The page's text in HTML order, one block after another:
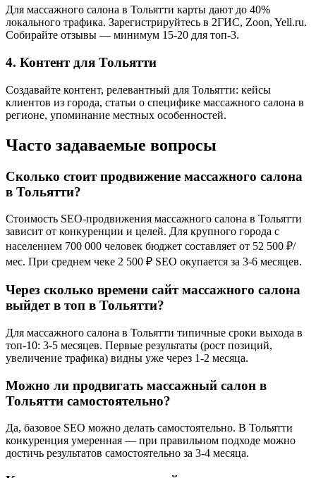
Для массажного салона в Тольятти карты дают до 40%
локального трафика. Зарегистрируйтесь в 2ГИС, Zoon, Yell.ru.
Собирайте отзывы — минимум 15-20 для топ-3.
4. Контент для Тольятти
Создавайте контент, релевантный для Тольятти: кейсы
клиентов из города, статьи о специфике массажного салона в
регионе, упоминание местных особенностей.
Часто задаваемые вопросы
Сколько стоит продвижение массажного салона
в Тольятти?
Стоимость SEO-продвижения массажного салона в Тольятти
зависит от конкуренции и целей. Для крупного города с
населением 700 000 человек бюджет составляет от 52 500 ₽/
мес. При среднем чеке 2 500 ₽ SEO окупается за 3-6 месяцев.
Через сколько времени сайт массажного салона
выйдет в топ в Тольятти?
Для массажного салона в Тольятти типичные сроки выхода в
топ-10: 3-5 месяцев. Первые результаты (рост позиций,
увеличение трафика) видны уже через 1-2 месяца.
Можно ли продвигать массажный салон в
Тольятти самостоятельно?
Да, базовое SEO можно делать самостоятельно. В Тольятти
конкуренция умеренная — при правильном подходе можно
достичь результатов самостоятельно за 3-4 месяца.